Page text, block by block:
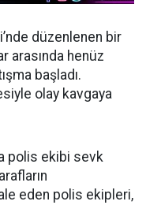
düzenlenen bir
arasında henüz
başladı.
olay kavgaya
polis ekibi sevk
eden polis ekipleri,